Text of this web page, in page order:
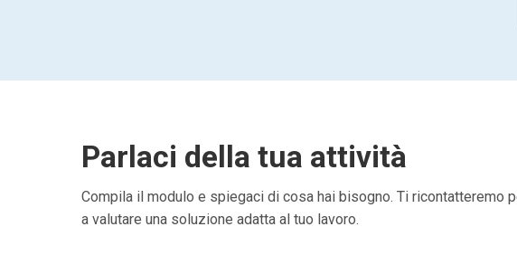
Parlaci della tua attività
Compila il modulo e spiegaci di cosa hai bisogno. Ti ricontatteremo
a valutare una soluzione adatta al tuo lavoro.